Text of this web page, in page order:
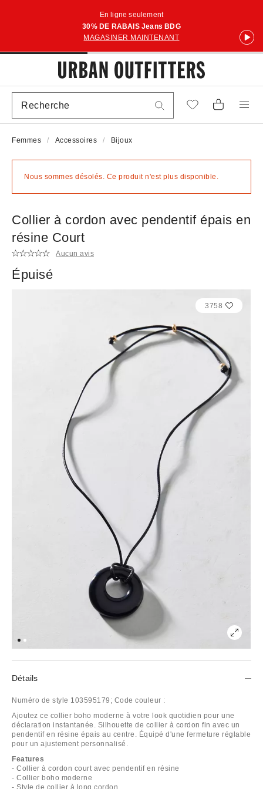
En ligne seulement
30% DE RABAIS Jeans BDG
MAGASINER MAINTENANT
Femmes Accessoires Bijoux
Nous sommes désolés. Ce produit n'est plus disponible.
Collier à cordon avec pendentif épais en
résine Court
Aucun avis
Épuisé
3758
Détails
Numéro de style 103595179; Code couleur :
Ajoutez ce collier boho moderne à votre look quotidien pour une
déclaration instantanée. Silhouette de collier à cordon fin avec un
pendentif en résine épais au centre. Équipé d'une fermeture réglable
pour un ajustement personnalisé.
Features
- Collier à cordon court avec pendentif en résine
- Collier boho moderne
- Style de collier à long cordon